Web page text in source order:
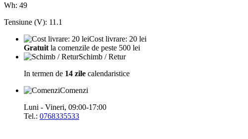
Wh: 49
Tensiune (V): 11.1
Cost livrare: 20 lei
Gratuit la comenzile de peste 500 lei
Schimb / Retur
In termen de 14 zile calendaristice
Comenzi
Luni - Vineri, 09:00-17:00
Tel.: 0768335533